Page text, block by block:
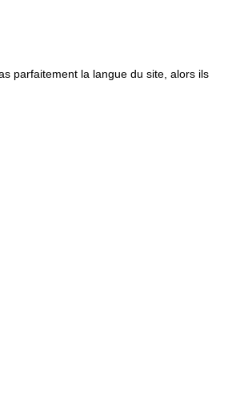
parfaitement la langue du site, alors ils